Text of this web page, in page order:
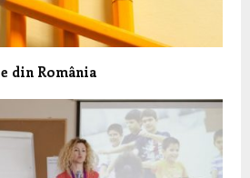
din România